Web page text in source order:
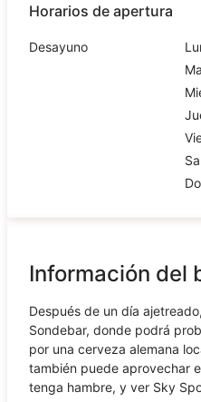
Horarios de apertura
Desayuno
Información del
Después de un día
Sondebar, donde podrá
por una cerveza alemana
también puede aprovechar
tenga hambre, y ver Sky